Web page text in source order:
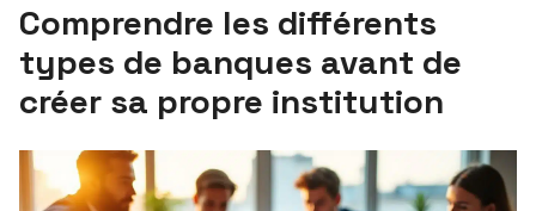
Comprendre les différents
types de banques avant de
créer sa propre institution